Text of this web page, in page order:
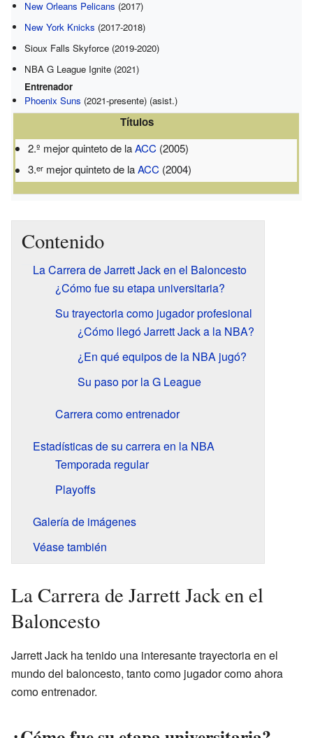
New Orleans Pelicans (2017)
New York Knicks (2017-2018)
Sioux Falls Skyforce (2019-2020)
NBA G League Ignite (2021)
Entrenador
Phoenix Suns (2021-presente) (asist.)
Títulos
2.º mejor quinteto de laACC (2005)
3.er mejor quinteto de laACC (2004)
Contenido
La Carrera de Jarrett Jack en el Baloncesto
¿Cómo fue su etapa universitaria?
Su trayectoria como jugador profesional
¿Cómo llegó Jarrett Jack a la NBA?
¿En qué equipos de la NBA jugó?
Su paso por la G League
Carrera como entrenador
Estadísticas de su carrera en la NBA
Temporada regular
Playoffs
Galería de imágenes
Véase también
La Carrera de Jarrett Jack en el
Baloncesto
Jarrett Jack ha tenido una interesante trayectoria en el
mundo del baloncesto, tanto como jugador como ahora
como entrenador.